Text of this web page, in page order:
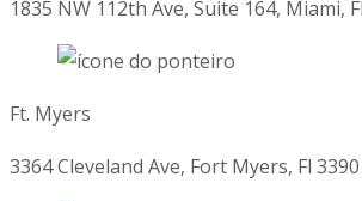
1835 NW 112th Ave, Suite 164, Miami,
Ft. Myers
3364 Cleveland Ave, Fort Myers, Fl